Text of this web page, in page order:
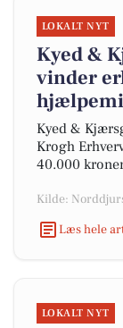
LOKALT NYT
Kyed &
vinder
Kyed &
Krogh
40.000
Kilde:
Læs hele
LOKALT NYT